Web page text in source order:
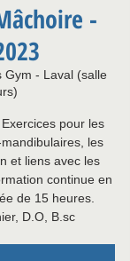
-
Gym - Laval (salle
pour les
les
et liens avec les
continue en
de 15 heures.
D.O, B.sc